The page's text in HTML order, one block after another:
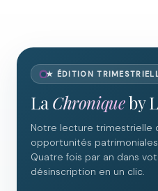
★ ÉDITION
La Chroniqueby
Notre lecture trimestrielle
opportunités
Quatre fois par an dans
désinscription en un clic.